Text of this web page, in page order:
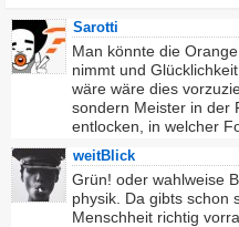
Sarotti
Man könnte die
nimmt und
wäre wäre dies
sondern Meister in der
entlocken, in welcher
weitBlick
Grün! oder wahlweise
physik. Da gibts schon
Menschheit richtig